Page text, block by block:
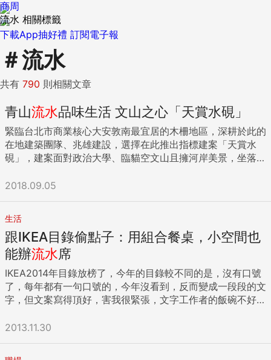
下載App抽好禮 訂閱電子報
商周
流水 相關標籤
＃流水
共有 790 則相關文章
青山流水品味生活 文山之心「天賞水硯」
緊臨台北市商業核心大安敦南最宜居的木柵地區，深耕於此的
在地建築團隊、兆雄建設，選擇在此推出指標建案「天賞水
硯」，建案面對政治大學、臨貓空文山且擁河岸美景，坐落於
色，一層一戶建築規畫，坐擁最優質的生活質感，是企業層峰
業精神，是品質、責任及服務，他打破一般人對於建築公司的
刻板印象，28年投入建築領域中，在心態上他要求與買房的客
戶維持一種永續服務的精神，他笑稱每逢颱風來襲前，他都與
公司同仁跑到兆雄建設蓋過的房子去巡視，在不打擾住戶的情
況下，再次確認住宅安全及防災是否完備。 謝文雄說，有很多
人蓋好了大樓交給管委會後，就把所以的事都推給管委會，但
兆雄建設在風災或地震過後，都會主動前往關心，就是堅持品
達到15年的保固外，追求超越安全的零缺失工程；兆雄建設擁
有自己的工務團隊，在看不見的細節比客戶更挑剔，更加細緻
雕琢建物的每處工程結構。 談到「天賞水硯」謝文雄更是開
2018.09.05
生活
跟IKEA目錄偷點子：用組合餐桌，小空間也
能辦流水席
IKEA2014年目錄放榜了，今年的目錄較不同的是，沒有口號
了，每年都有一句口號的，今年沒看到，反而變成一段段的文
字，但文案寫得頂好，害我很緊張，文字工作者的飯碗不好
哈），所以趁我還能在此喘息之際，先帶大家來看一下今年可
2013.11.30